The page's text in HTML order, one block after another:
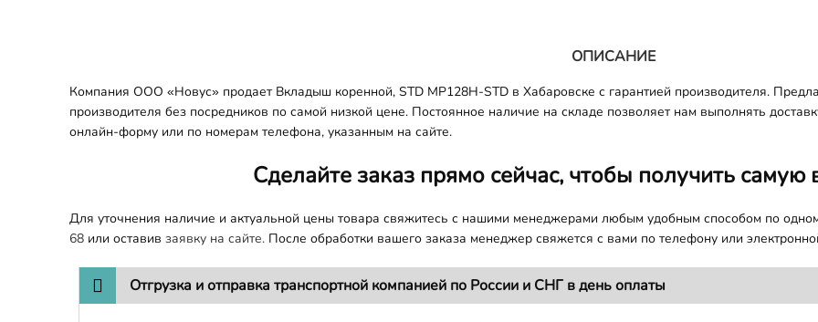
ОПИСАНИЕ
Компания ООО «Новус» продает Вкладыш коренной, STD MP128H-STD в Хабаровске с гарантией производителя.
производителя без посредников по самой низкой цене. Постоянное наличие на складе позволяет нам выполнять
онлайн-форму или по номерам телефона, указанным на сайте.
Сделайте заказ прямо сейчас, чтобы получить
Для уточнения наличие и актуальной цены товара свяжитесь с нашими менеджерами любым удобным способом по
68 или оставив заявку на сайте. После обработки вашего заказа менеджер свяжется с вами по телефону или
Отгрузка и отправка транспортной компанией по России и СНГ в день оплаты